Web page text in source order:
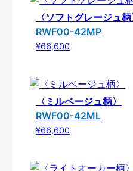
〈ソフトグレージュ柄
RWF00-42MP
¥66,600
〈ミルベージュ柄〉
RWF00-42ML
¥66,600